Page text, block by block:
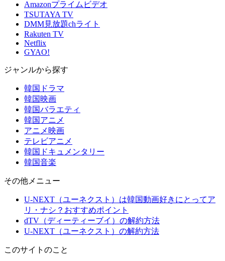
Amazonプライムビデオ
TSUTAYA TV
DMM見放題chライト
Rakuten TV
Netflix
GYAO!
ジャンルから探す
韓国ドラマ
韓国映画
韓国バラエティ
韓国アニメ
アニメ映画
テレビアニメ
韓国ドキュメンタリー
韓国音楽
その他メニュー
U-NEXT（ユーネクスト）は韓国動画好きにとってア
リ・ナシ？おすすめポイント
dTV（ディーティーブイ）の解約方法
U-NEXT（ユーネクスト）の解約方法
このサイトのこと